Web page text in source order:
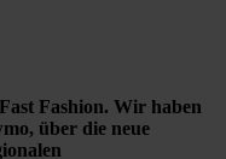
Fashion. Wir haben
über die neue